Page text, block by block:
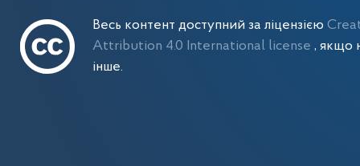
Весь контент доступний за ліцензією
Attribution 4.0 International license , якщо
інше.